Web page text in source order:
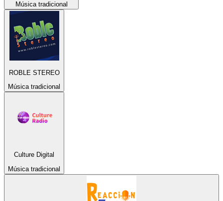
Música tradicional
ROBLE STEREO
Música tradicional
Culture Digital
Música tradicional